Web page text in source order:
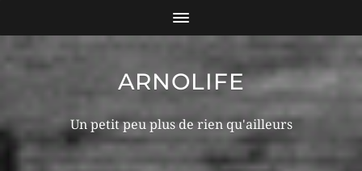
ARNOLIFE
Un petit peu plus de rien qu'ailleurs